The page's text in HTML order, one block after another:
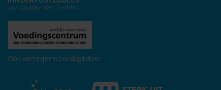
Ook vertegenwoordigd door: